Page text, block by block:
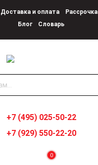
Доставка и оплата Рассрочка
Блог
Словарь
0
+7 (495) 025-50-22
+7 (929) 550-22-20